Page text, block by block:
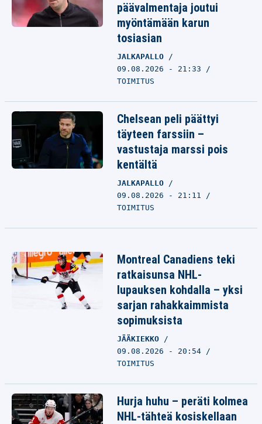
päävalmentaja joutui
myöntämään karun
tosiasian
JALKAPALLO
09.08.2026 - 21:33
TOIMITUS
Chelsean peli päättyi
täyteen farssiin –
vastustaja marssi pois
kentältä
JALKAPALLO
09.08.2026 - 21:11
TOIMITUS
Montreal Canadiens teki
ratkaisunsa NHL-
lupauksen kohdalla – yksi
sarjan rahakkaimmista
sopimuksista
JÄÄKIEKKO
09.08.2026 - 20:54
TOIMITUS
Hurja huhu – peräti kolmea
NHL-tähteä kosiskellaan